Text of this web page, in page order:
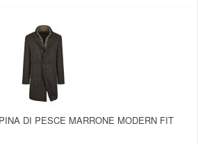
DI PESCE MARRONE MODERN FIT